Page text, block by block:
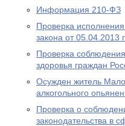
Информация 210-ФЗ
Проверка
закона от
Проверка
здоровья граждан
Осужден житель
алкогольного
Проверка о
законодательства в